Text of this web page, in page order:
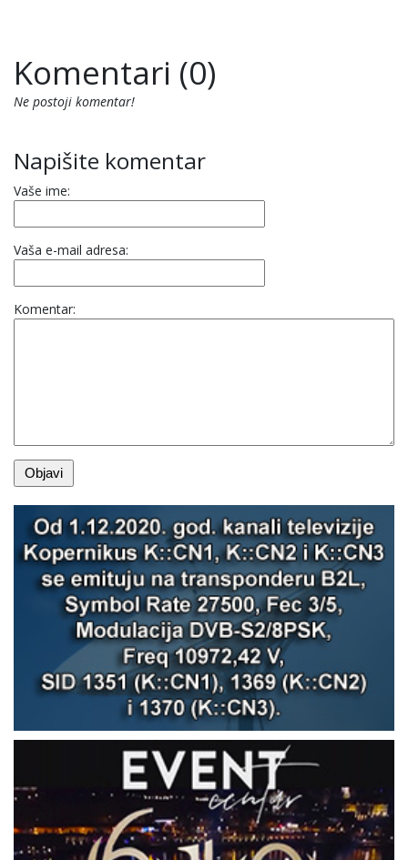
Komentari (0)
Ne postoji komentar!
Napišite komentar
Vaše ime:
Vaša e-mail adresa:
Komentar: